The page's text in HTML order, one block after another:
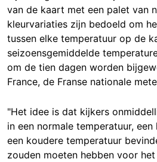
van de kaart met een palet van
kleurvariaties zijn bedoeld om
tussen elke temperatuur op de
seizoensgemiddelde
om de tien dagen worden
France, de Franse nationale
"Het idee is dat kijkers
in een normale temperatuur,
een koudere temperatuur
zouden moeten hebben voor